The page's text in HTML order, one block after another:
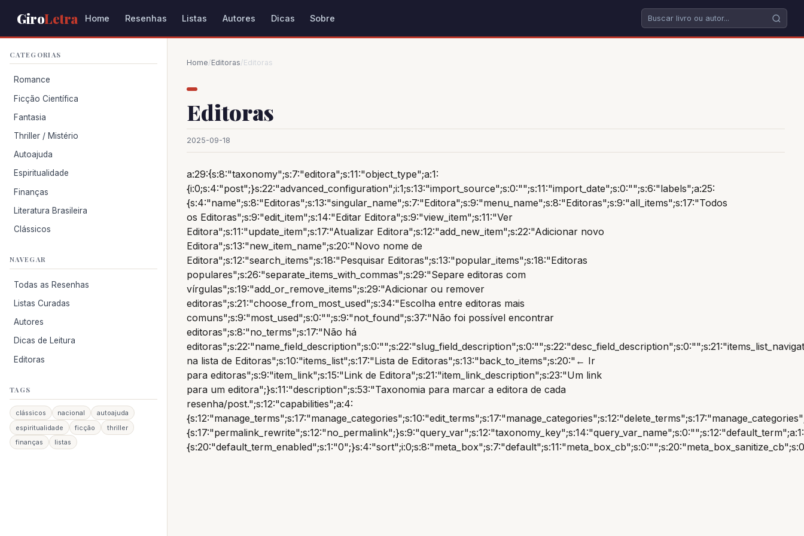
GiroLetra Home Resenhas Listas Autores Dicas Sobre
CATEGORIAS
Romance
Ficção Científica
Fantasia
Thriller / Mistério
Autoajuda
Espiritualidade
Finanças
Literatura Brasileira
Clássicos
NAVEGAR
Todas as Resenhas
Listas Curadas
Autores
Dicas de Leitura
Editoras
TAGS
clássicos nacional
autoajuda
espiritualidade
ficção
thriller
finanças
listas
Home/Editoras/Editoras
Editoras
2025-09-18
a:29:{s:8:"taxonomy";s:7:"editora";s:11:"object_type";a:1:
{i:0;s:4:"post";}s:22:"advanced_configuration";i:1;s:13:"import_source";s:0:"";s:11:"import_date";s:0:"";s:6:"labels";a:25:
{s:4:"name";s:8:"Editoras";s:13:"singular_name";s:7:"Editora";s:9:"menu_name";s:8:"Editoras";s:9:"all_items";s:17:"Todos
os Editoras";s:9:"edit_item";s:14:"Editar Editora";s:9:"view_item";s:11:"Ver
Editora";s:11:"update_item";s:17:"Atualizar Editora";s:12:"add_new_item";s:22:"Adicionar novo
Editora";s:13:"new_item_name";s:20:"Novo nome de
Editora";s:12:"search_items";s:18:"Pesquisar Editoras";s:13:"popular_items";s:18:"Editoras
populares";s:26:"separate_items_with_commas";s:29:"Separe editoras com
vírgulas";s:19:"add_or_remove_items";s:29:"Adicionar ou remover
editoras";s:21:"choose_from_most_used";s:34:"Escolha entre editoras mais
comuns";s:9:"most_used";s:0:"";s:9:"not_found";s:37:"Não foi possível encontrar
editoras";s:8:"no_terms";s:17:"Não há
na lista de Editoras";s:10:"items_list";s:17:"Lista de Editoras";s:13:"back_to_items";s:20:"← Ir
para editoras";s:9:"item_link";s:15:"Link de Editora";s:21:"item_link_description";s:23:"Um link
para um editora";}s:11:"description";s:53:"Taxonomia para marcar a editora de cada
resenha/post.";s:12:"capabilities";a:4:
{s:17:"permalink_rewrite";s:12:"no_permalink";}s:9:"query_var";s:12:"taxonomy_key";s:14:"query_var_name";s:0:"";s:12:"default_term";a:1: